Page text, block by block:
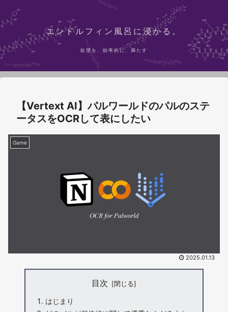
エンドルフィン風呂に浸かる。
欲望を、効率的に、満たす
【Vertext AI】パルワールドのパルのステ
ータスをOCRして表にしたい
Game
2025.01.13
目次
はじまり